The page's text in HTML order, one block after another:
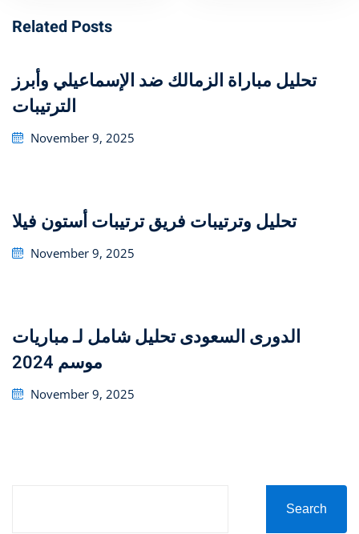
Related Posts
تحليل مباراة الزمالك ضد الإسماعيلي وأبرز
الترتيبات
Posted
November 9, 2025
تحليل وترتيبات فريق ترتيبات أستون فيلا
Posted
November 9, 2025
تحليل شامل لـ مباريات ‎الدورى السعودى
موسم 2024
Posted
November 9, 2025
Search